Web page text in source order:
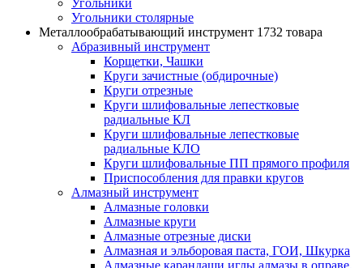
Угольники
Угольники столярные
Металлообрабатывающий инструмент 1732 товара
Абразивный инструмент
Корщетки, Чашки
Круги зачистные (обдирочные)
Круги отрезные
Круги шлифовальные лепестковые
радиальные КЛ
Круги шлифовальные лепестковые
радиальные КЛО
Круги шлифовальные ПП прямого профиля
Приспособления для правки кругов
Алмазный инструмент
Алмазные головки
Алмазные круги
Алмазные отрезные диски
Алмазная и эльборовая паста, ГОИ, Шкурка
Алмазные карандаши,иглы,алмазы в оправе,